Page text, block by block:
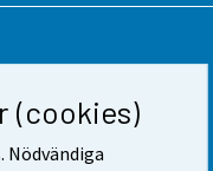
(cookies)
Nödvändiga